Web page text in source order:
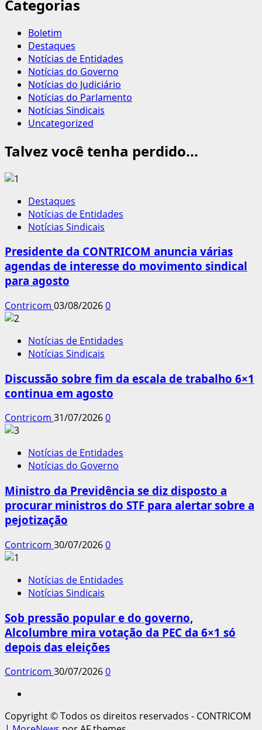
Categorias
Boletim
Destaques
Notícias de Entidades
Notícias do Governo
Notícias do Judiciário
Notícias do Parlamento
Notícias Sindicais
Uncategorized
Talvez você tenha perdido...
Destaques
Notícias de Entidades
Notícias Sindicais
Presidente da CONTRICOM anuncia várias
agendas de interesse do movimento sindical
para agosto
Contricom 03/08/20260
Notícias de Entidades
Notícias Sindicais
Discussão sobre fim da escala de trabalho 6×1
continua em agosto
Contricom 31/07/20260
Notícias de Entidades
Notícias do Governo
Ministro da Previdência se diz disposto a
procurar ministros do STF para alertar sobre a
pejotização
Contricom 30/07/20260
Notícias de Entidades
Notícias Sindicais
Sob pressão popular e do governo,
Alcolumbre mira votação da PEC da 6×1 só
depois das eleições
Contricom 30/07/20260
Copyright © Todos os direitos reservados - CONTRICOM